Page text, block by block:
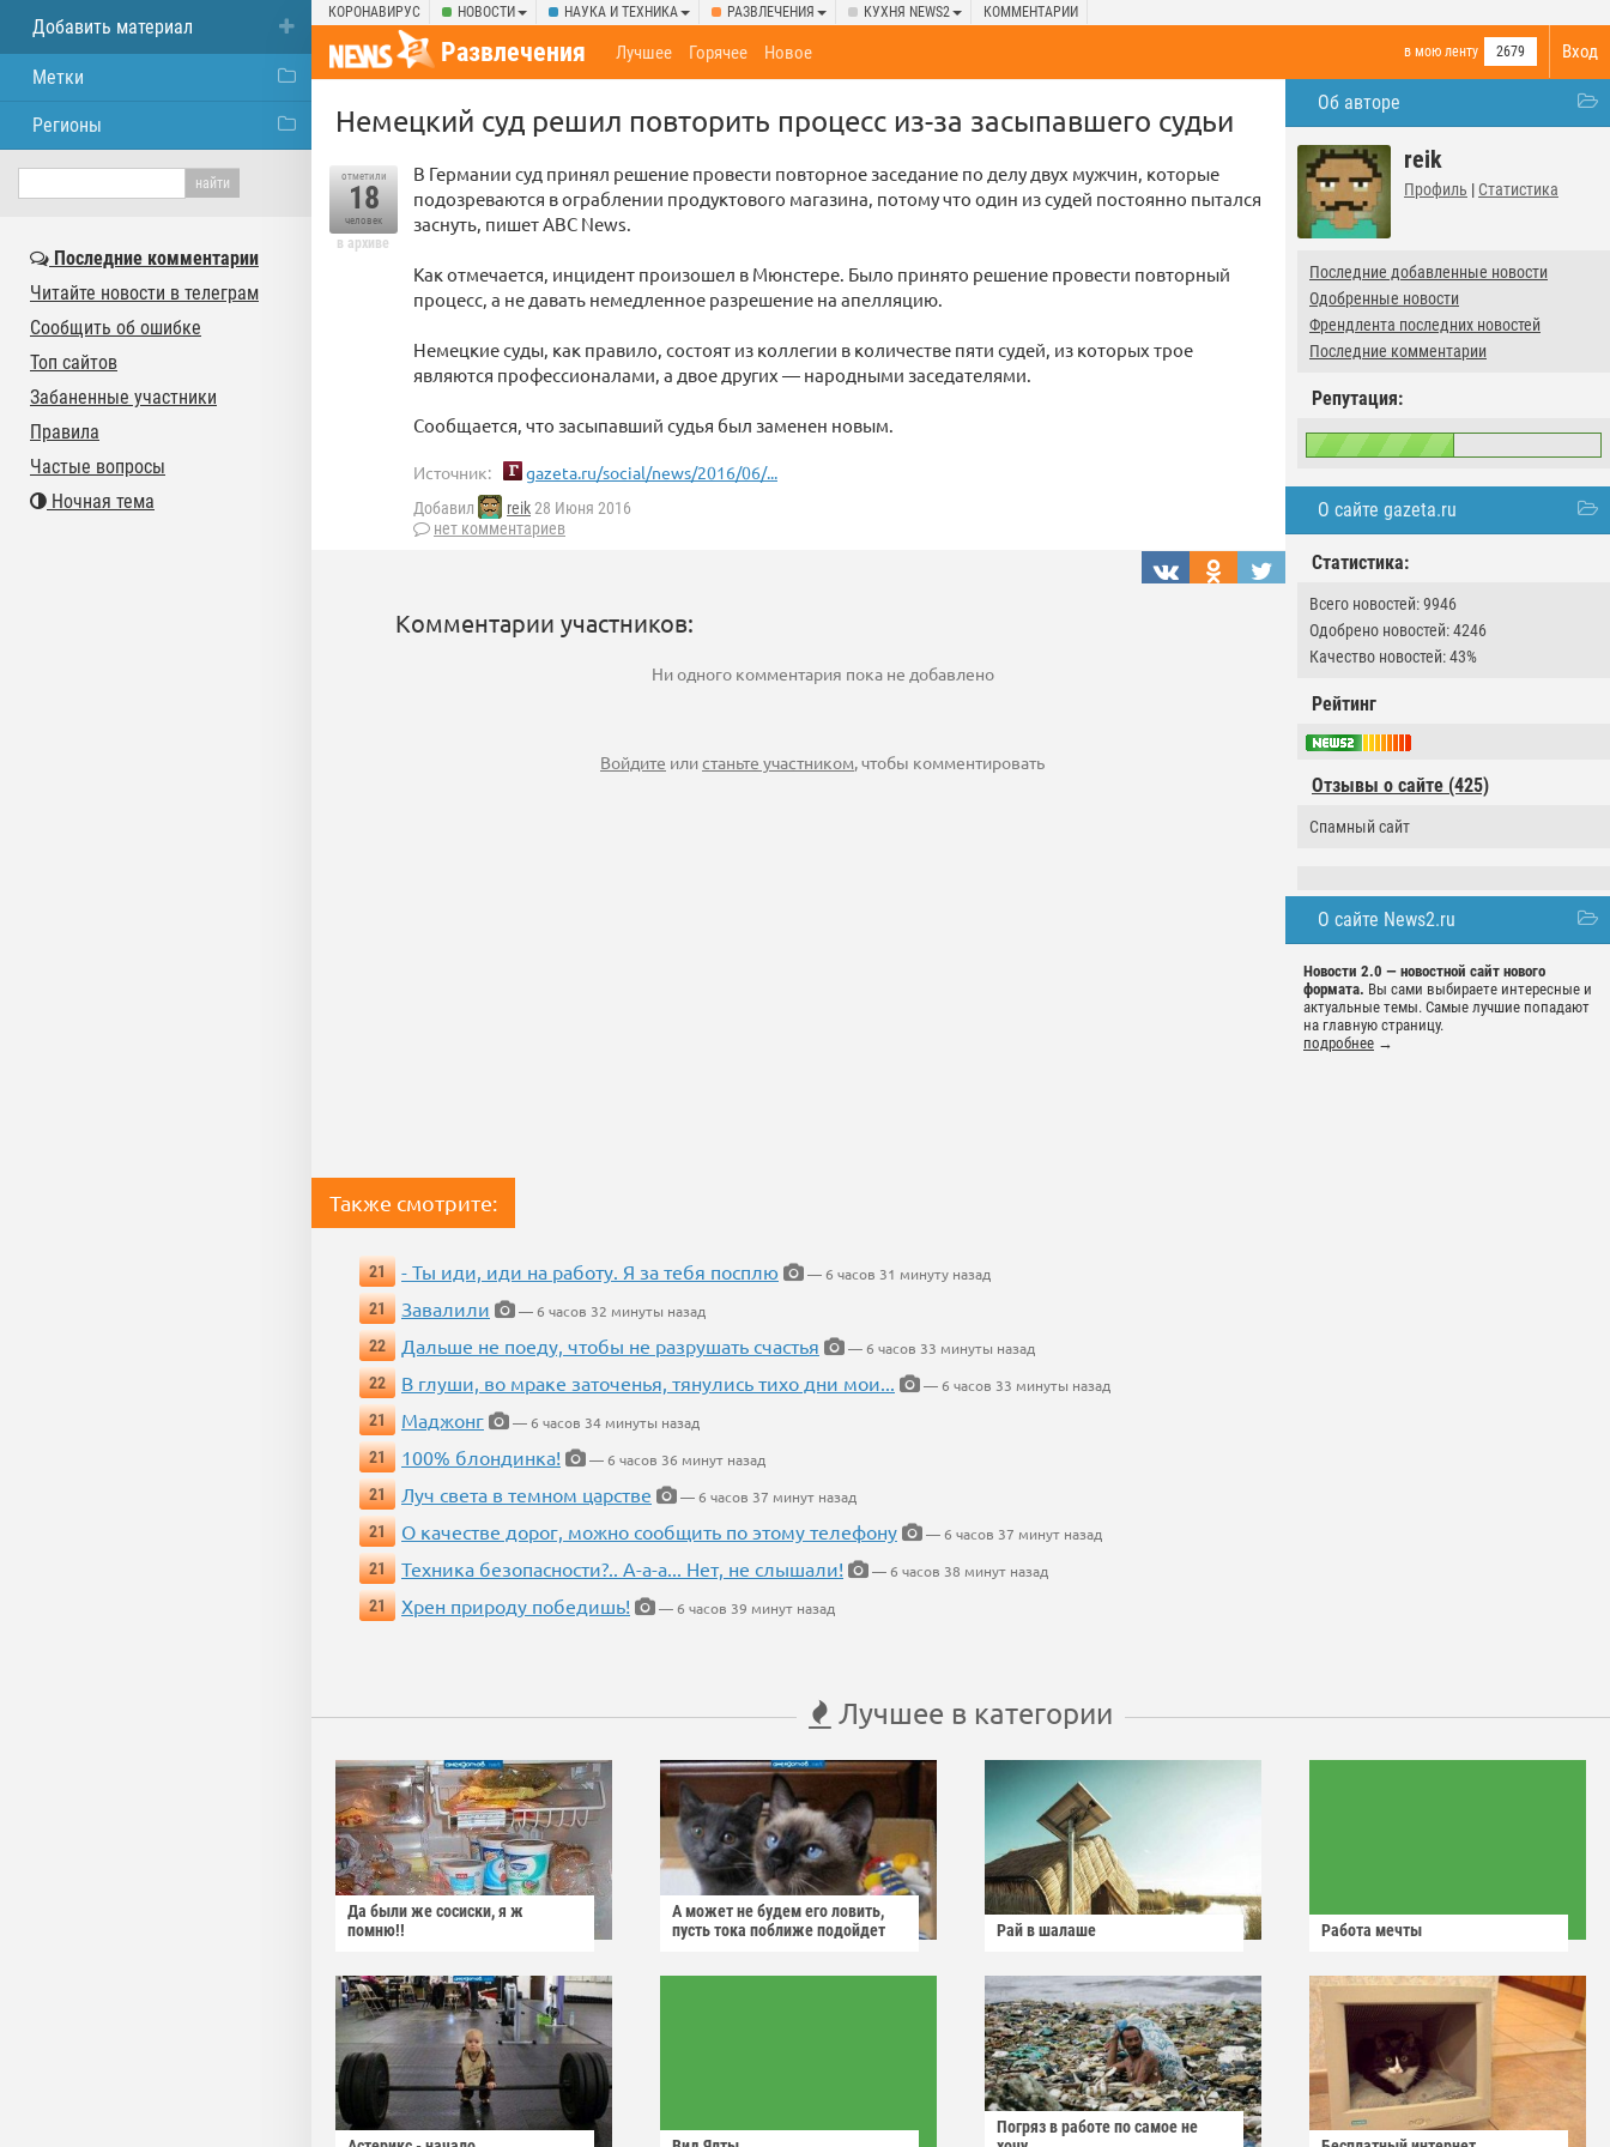
КОРОНАВИРУС НОВОСТИ НАУКА И ТЕХНИКА РАЗВЛЕЧЕНИЯ КУХНЯ NEWS2 КОММЕНТАРИИ
Вход
Развлечения в мою ленту 2679
Лучшее Горячее Новое
Об авторе
reik
Профиль | Статистика
Последние добавленные новости
Одобренные новости
Френдлента последних новостей
Последние комментарии
Репутация:
О сайте gazeta.ru
Статистика:
Всего новостей: 9946
Одобрено новостей: 4246
Качество новостей: 43%
Рейтинг
Отзывы о сайте (425)
Спамный сайт
О сайте News2.ru
Новости 2.0 — новостной сайт нового
формата. Вы сами выбираете интересные и
актуальные темы. Самые лучшие попадают
на главную страницу.
подробнее →
Немецкий суд решил повторить процесс из-за засыпавшего судьи
отметили
18
человек
в архиве
В Германии суд принял решение провести повторное заседание по делу двух мужчин, которые
подозреваются в ограблении продуктового магазина, потому что один из судей постоянно пытался
заснуть, пишет ABC News.
Как отмечается, инцидент произошел в Мюнстере. Было принято решение провести повторный
процесс, а не давать немедленное разрешение на апелляцию.
Немецкие суды, как правило, состоят из коллегии в количестве пяти судей, из которых трое
являются профессионалами, а двое других — народными заседателями.
Сообщается, что засыпавший судья был заменен новым.
Источник: gazeta.ru/social/news/2016/06/...
Добавил reik28 Июня 2016
нет комментариев
Комментарии участников:
Ни одного комментария пока не добавлено
Войдите илистаньте участником, чтобы комментировать
Также смотрите:
21 - Ты иди, иди на работу. Я за тебя посплю
— 6 часов 31 минуту назад
21
Завалили
— 6 часов 32 минуты назад
22
Дальше не поеду, чтобы не разрушать счастья
— 6 часов 33 минуты назад
22
В глуши, во мраке заточенья, тянулись тихо дни мои...
— 6 часов 33 минуты назад
21
Маджонг
— 6 часов 34 минуты назад
21
100% блондинка!
— 6 часов 36 минут назад
21
Луч света в темном царстве
— 6 часов 37 минут назад
21
О качестве дорог, можно сообщить по этому телефону
— 6 часов 37 минут назад
21
Техника безопасности?.. А-а-а... Нет, не слышали!
— 6 часов 38 минут назад
21
Хрен природу победишь! — 6 часов 39 минут назад
Лучшее в категории
Да были же сосиски, я ж
помню!!
А может не будем его ловить,
пусть тока поближе подойдет
Рай в шалаше Работа мечты
Погряз в работе по самое не
Добавить материал
Метки
Регионы
Последние комментарии
Читайте новости в телеграм
Сообщить об ошибке
Топ сайтов
Забаненные участники
Правила
Частые вопросы
Ночная тема